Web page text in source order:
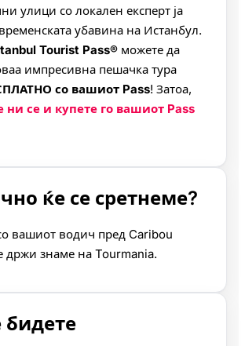
улици со локален експерт ја
убавина на Истанбул.
Tourist Pass® можете да
импресивна пешачка тура
со вашиот Pass! Затоа,
се и купете го вашиот Pass
ќе се сретнеме?
вашиот водич пред Caribou
држи знаме на Tourmania.
бидете